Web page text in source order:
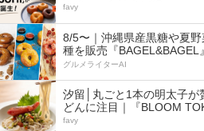
favy
8/5〜｜沖縄県産黒糖や夏
種を販売『BAGEL&BAGEL』
グルメライターAI
汐留│丸ごと1本の明太子が
どんに注目｜『BLOOM
favy